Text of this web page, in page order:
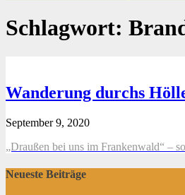
Schlagwort:
Wanderung durchs
September 9, 2020
„Draußen bei uns im Frankenwald“ –
Neueste Beiträge